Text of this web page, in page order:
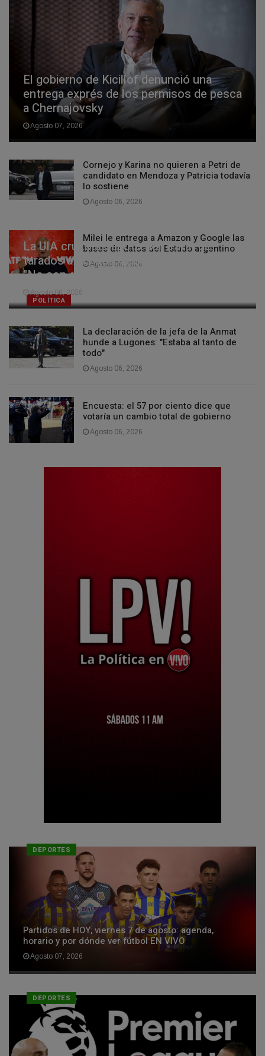
El gobierno de Kicillof denunció una
entrega exprés de los permisos de pesca
a Chernajovsky
Agosto 07, 2026
Cornejo y Karina no quieren a Petri de
candidato en Mendoza y Patricia todavía
lo sostiene
Agosto 06, 2026
Milei le entrega a Amazon y Google las
bases de datos del Estado argentino
Agosto 06, 2026
POLÍTICA
La UIA cruzó a Caputo por tratar de
tarados a los que defienden la industria:
"No son declaraciones felices"
Agosto 06, 2026
La declaración de la jefa de la Anmat
hunde a Lugones: "Estaba al tanto de
todo"
Agosto 06, 2026
Encuesta: el 57 por ciento dice que
votaría un cambio total de gobierno
Agosto 06, 2026
DEPORTES
Partidos de HOY, viernes 7 de agosto: agenda,
horario y por dónde ver fútbol EN VIVO
Agosto 07, 2026
DEPORTES